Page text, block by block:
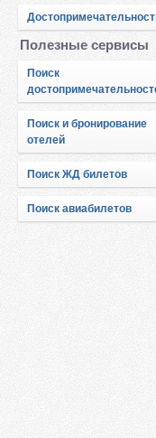
Полезные сервисы
Поиск
Поиск и бронирование
отелей
Поиск ЖД билетов
Поиск авиабилетов